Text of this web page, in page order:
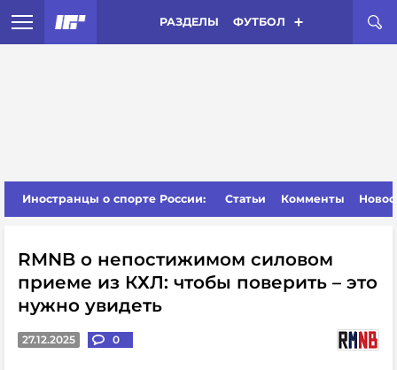
РАЗДЕЛЫ ФУТБОЛ
Иностранцы о спорте России: Статьи Комменты
RMNB о непостижимом силовом
приеме из КХЛ: чтобы поверить – это
нужно увидеть
27.12.2025 0